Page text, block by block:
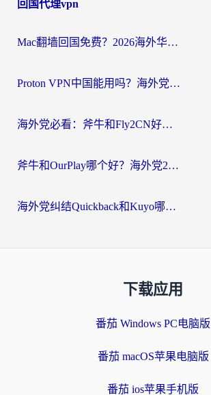
回国代理vpn
Mac翻墙回国免费？2026海外华人亲测：从CCTV5直播到国内APP，这样选加速器才靠谱
Proton VPN中国能用吗？海外党选回国加速器的避坑指南（附番茄加速器实测）
海外党必看：斧牛和Fly2CN好用吗？3招教你选对回国加速器（附免费试用攻略）
斧牛和OurPlay哪个好？海外党2026亲测：选对加速器，国内资源秒加载
海外党纠结Quickback和Kuyo哪个好？选对回国加速器才能无缝刷国内资源
下载应用
番茄 Windows PC电脑版
番茄 macOS苹果电脑版
番茄 ios苹果手机版